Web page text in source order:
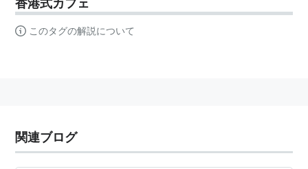
香港式カフェ
このタグの解説について
関連ブログ